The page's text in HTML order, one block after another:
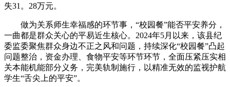
失31。28万元。
做为关系师生幸福感的环节事，“校园餐”能否平安养分，
一曲都是群众关心的平易近生核心。2024年5月以来，该县纪
委监委聚焦群众身边不正之风和问题，持续深化“校园餐”凸起
问题整治，资金办理、食物平安等环节环节，全面压紧压实相
关本能机能部分义务，完美轨制施行，以精准无效的监视护航
学生“舌尖上的平安”。